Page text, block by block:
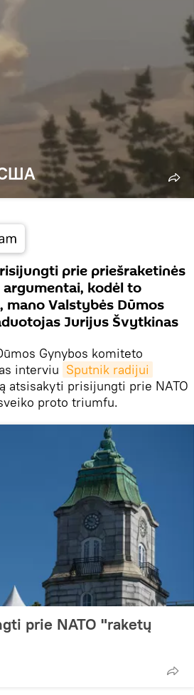
США
prie priešraketinės
kodėl to
Valstybės Dūmos
Jurijus Švytkinas
Gynybos komiteto
interviu Sputnik radijui
atsisakyti prisijungti prie NATO
proto triumfu.
prie NATO "raketų